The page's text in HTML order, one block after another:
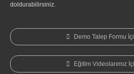
doldurabilirsiniz.
Demo Talep Formu
Eğitim Videolarımız